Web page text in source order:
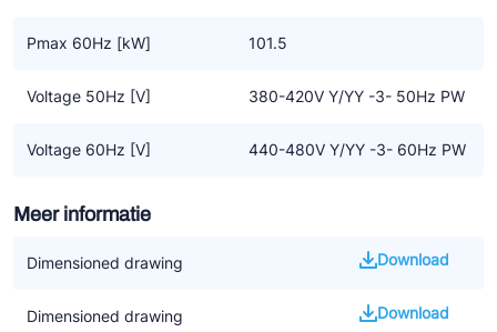
• CO2 applicaties vragen om een nieuw soort systeem en
• Het is nog geen algemene oplossing voor het vervangen van
• De aanwijzingen in de handleiding voor het installeren van CO2
op de op dat moment geldende kennisniveau. Het kan zijn dat
dit op termijn gewijzigd wordt door nieuwe ontwikkelingen
Pmax 60Hz [kW] 101.5
Voltage 50Hz [V] 380-420V Y/YY -3- 50Hz PW
Voltage 60Hz [V] 440-480V Y/YY -3- 60Hz PW
Meer informatie
Dimensioned drawing Download
Dimensioned drawing Download